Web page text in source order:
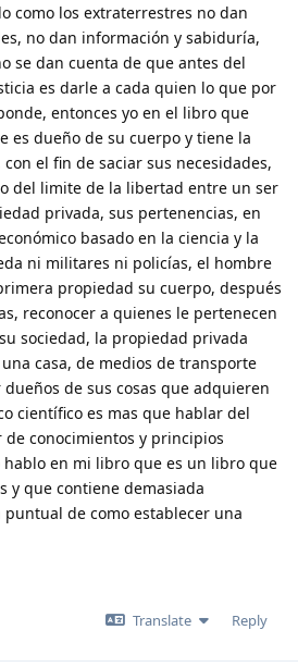
como los extraterrestres no dan
no dan información y sabiduría,
se dan cuenta de que antes del
es darle a cada quien lo que por
entonces yo en el libro que
es dueño de su cuerpo y tiene la
el fin de saciar sus necesidades,
del limite de la libertad entre un ser
privada, sus pertenencias, en
basado en la ciencia y la
ni militares ni policías, el hombre
propiedad su cuerpo, después
reconocer a quienes le pertenecen
sociedad, la propiedad privada
casa, de medios de transporte
de sus cosas que adquieren
científico es mas que hablar del
conocimientos y principios
en mi libro que es un libro que
y que contiene demasiada
de como establecer una
Translate Reply